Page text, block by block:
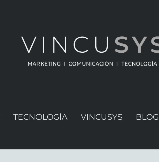
TECNOLOGÍA VINCUSYS BLOG